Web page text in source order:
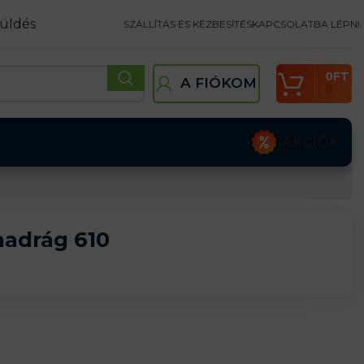
SZÁLLÍTÁS ÉS KÉZBESÍTÉSKAPCSOLATBA LÉPNI
A FIÓKOM 0
0FT
610